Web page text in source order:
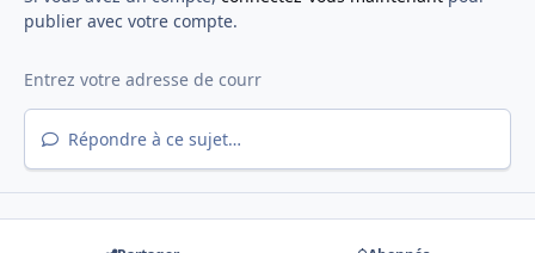
publier avec votre compte.
Répondre à ce sujet…